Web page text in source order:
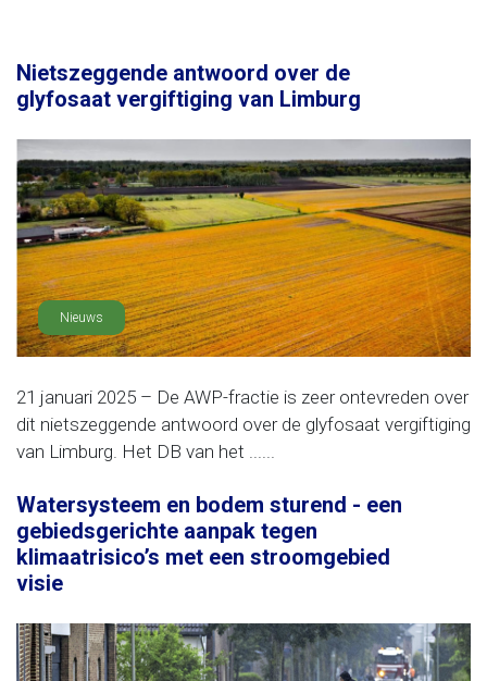
Nietszeggende antwoord over de
glyfosaat vergiftiging van Limburg
Nieuws
21 januari 2025 – De AWP-fractie is zeer ontevreden over
dit nietszeggende antwoord over de glyfosaat vergiftiging
van Limburg. Het DB van het ......
Watersysteem en bodem sturend - een
gebiedsgerichte aanpak tegen
klimaatrisico’s met een stroomgebied
visie